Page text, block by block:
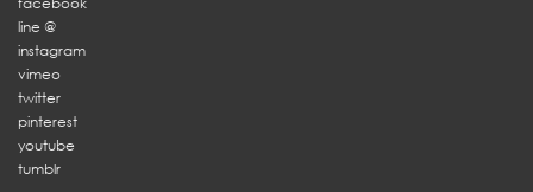
line @
instagram
vimeo
twitter
pinterest
youtube
tumblr